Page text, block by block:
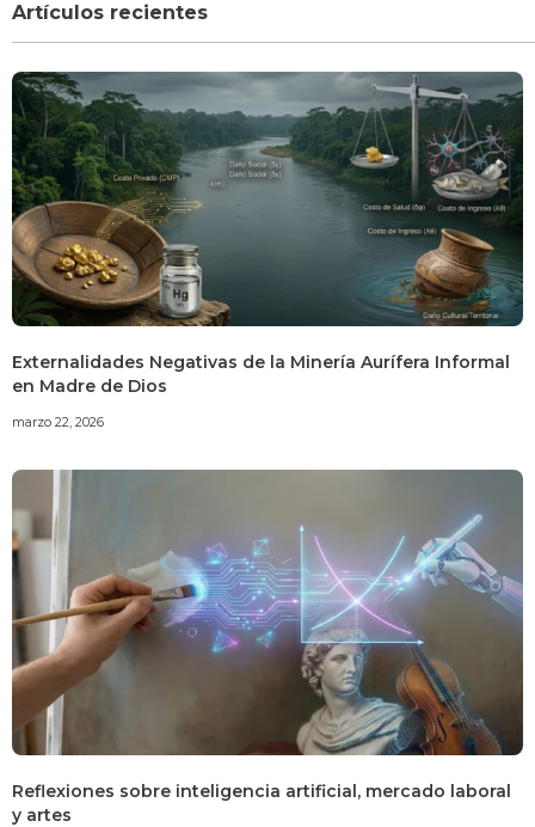
Artículos recientes
Externalidades Negativas de la Minería Aurífera Informal
en Madre de Dios
marzo 22, 2026
Reflexiones sobre inteligencia artificial, mercado laboral
y artes